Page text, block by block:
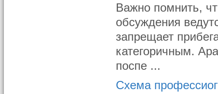
Важно помнить,
обсуждения
запрещает
категоричным.
поспе ...
Схема